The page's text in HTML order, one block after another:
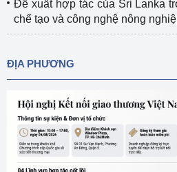
Đề xuất hợp tác của Sri Lanka
chế tạo và công nghệ nông
ĐỊA PHƯƠNG